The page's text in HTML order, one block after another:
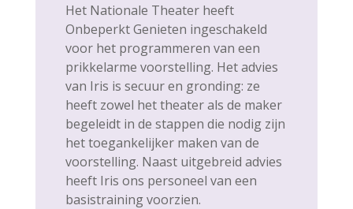
Het Nationale Theater heeft
Onbeperkt Genieten ingeschakeld
voor het programmeren van een
prikkelarme voorstelling. Het advies
van Iris is secuur en gronding: ze
heeft zowel het theater als de maker
begeleidt in de stappen die nodig zijn
het toegankelijker maken van de
voorstelling. Naast uitgebreid advies
heeft Iris ons personeel van een
basistraining voorzien.